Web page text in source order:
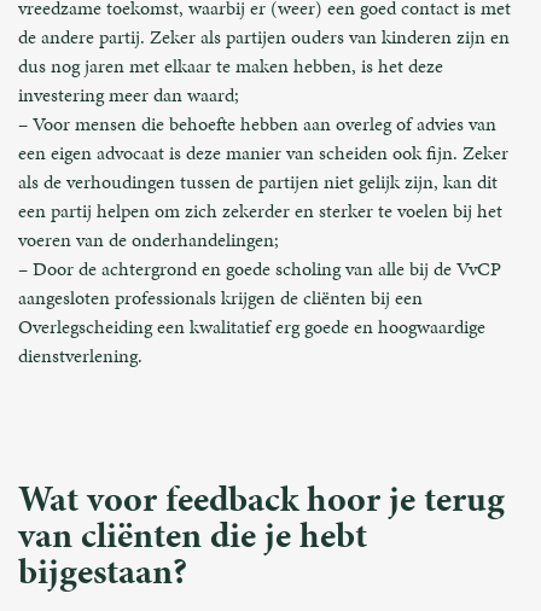
vreedzame toekomst, waarbij er (weer) een goed contact is met
de andere partij. Zeker als partijen ouders van kinderen zijn en
dus nog jaren met elkaar te maken hebben, is het deze
investering meer dan waard;
– Voor mensen die behoefte hebben aan overleg of advies van
een eigen advocaat is deze manier van scheiden ook fijn. Zeker
als de verhoudingen tussen de partijen niet gelijk zijn, kan dit
een partij helpen om zich zekerder en sterker te voelen bij het
voeren van de onderhandelingen;
– Door de achtergrond en goede scholing van alle bij de VvCP
aangesloten professionals krijgen de cliënten bij een
Overlegscheiding een kwalitatief erg goede en hoogwaardige
dienstverlening.
Wat voor feedback hoor je terug
van cliënten die je hebt
bijgestaan?